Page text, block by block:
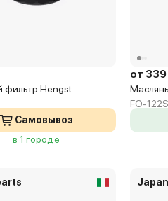
фильтр Hengst
Самовывоз
в 1 городе
от
FO-122S